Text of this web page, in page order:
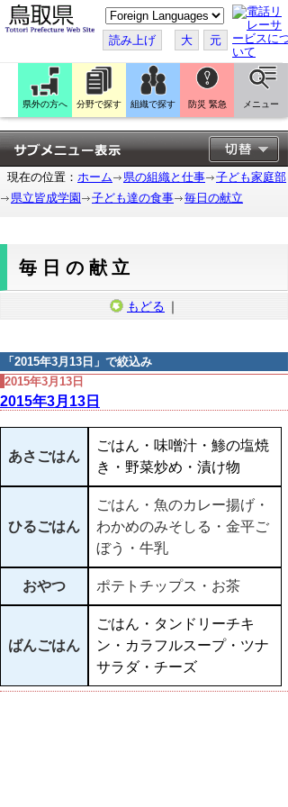
こ
の
ペ
ー
ジ
翻
訳
す
る
読み上げ 大 元
県外の方へ 分野で探す 組織で探す 防災 緊急 メニュー
現在の位置： ホーム 県の組織と仕事
子ども家庭部
県立皆成学園
子ども達の食事 毎日の献立
毎日の献立
もどる ｜
「 2015年3月13日 」で絞込み
2015年3月13日
2015年3月13日
あさごはん
ごはん・味噌汁・鯵の塩焼
き・野菜炒め・漬け物
ひるごはん
ごはん・魚のカレー揚げ・
わかめのみそしる・金平ご
ぼう・牛乳
おやつ ポテトチップス・お茶
ばんごはん
ごはん・タンドリーチキ
ン・カラフルスープ・ツナ
サラダ・チーズ